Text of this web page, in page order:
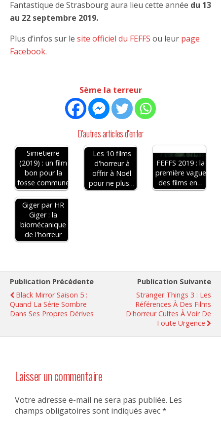
Fantastique de Strasbourg aura lieu cette année du 13
au 22 septembre 2019.
Plus d’infos sur le site officiel du FEFFS ou leur page
Facebook.
Sème la terreur
D'autres articles d'enfer
Simetierre
(2019) : un film
bon pour la
fosse commune
Les 10 films
d'horreur à
offrir à Noël
pour ne plus…
FEFFS 2019 : la
première vague
des films en…
Giger par HR
Giger : la
biomécanique
de l'horreur
Publication Précédente
Black Mirror Saison 5 :
Quand La Série Sombre
Dans Ses Propres Dérives
Publication Suivante
Stranger Things 3 : Les
Références À Des Films
D'horreur Cultes À Voir De
Toute Urgence
Laisser un commentaire
Votre adresse e-mail ne sera pas publiée. Les
champs obligatoires sont indiqués avec*